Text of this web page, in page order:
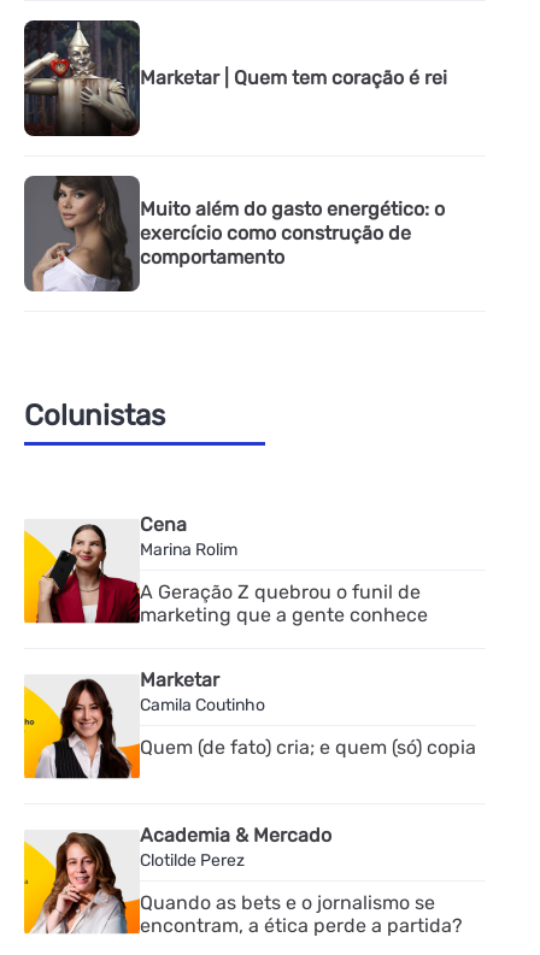
Marketar | Quem tem coração é rei
Muito além do gasto energético: o
exercício como construção de
comportamento
Colunistas
Cena
Marina Rolim
A Geração Z quebrou o funil de
marketing que a gente conhece
Marketar
Camila Coutinho
Quem (de fato) cria; e quem (só) copia
Academia & Mercado
Clotilde Perez
Quando as bets e o jornalismo se
encontram, a ética perde a partida?